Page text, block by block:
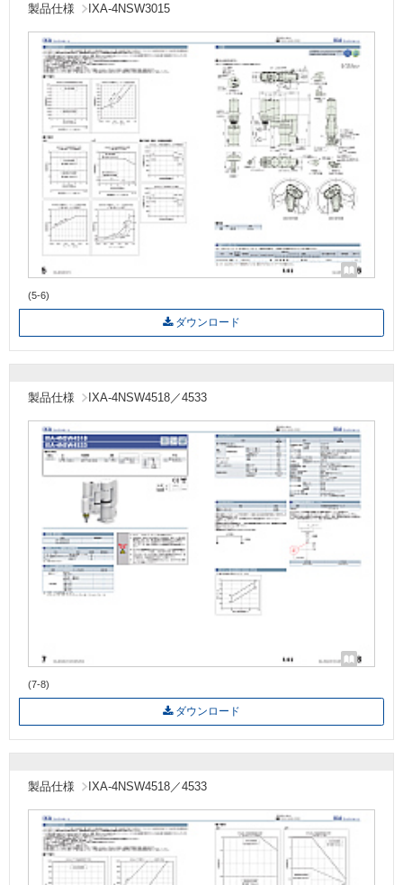
製品仕様 IXA-4NSW3015
(5-6)
ダウンロード
製品仕様 IXA-4NSW4518／4533
(7-8)
ダウンロード
製品仕様 IXA-4NSW4518／4533